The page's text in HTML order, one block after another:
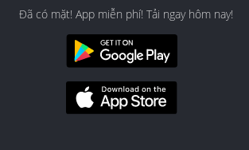
Đã có mặt! App miễn phí! Tải ngay hôm nay!